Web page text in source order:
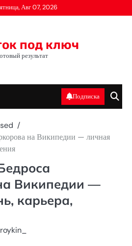
Авг 07, 2026
под ключ
результат
Подписка
на Википедии — личная
Википедии —
карьера,